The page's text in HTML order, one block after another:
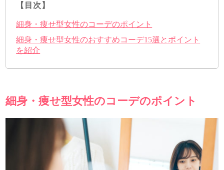
【目次】
細身・痩せ型女性のコーデのポイント
細身・痩せ型女性のおすすめコーデ15選とポイント
を紹介
細身・痩せ型女性のコーデのポイント